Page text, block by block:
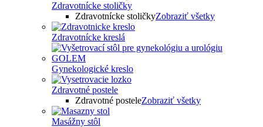
Zdravotnícke stoličky
Zdravotnícke stoličkyZobraziť všetky
Zdravotnícke kreslá
Gynekologické kreslo
Zdravotné postele
Zdravotné posteleZobraziť všetky
Masážny stôl